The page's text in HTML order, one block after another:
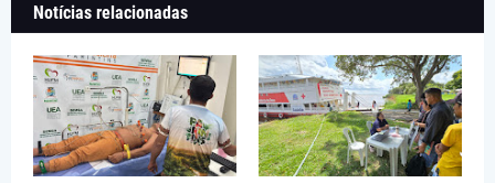
Notícias relacionadas